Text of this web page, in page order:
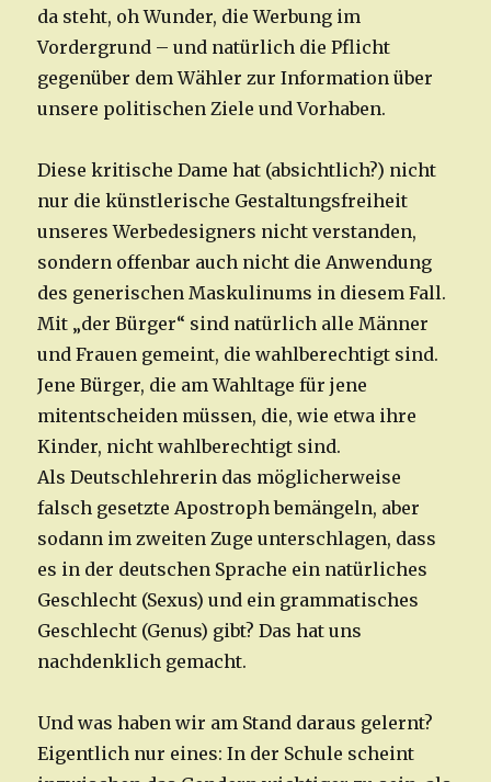
da steht, oh Wunder, die Werbung im
Vordergrund – und natürlich die Pflicht
gegenüber dem Wähler zur Information über
unsere politischen Ziele und Vorhaben.
Diese kritische Dame hat (absichtlich?) nicht
nur die künstlerische Gestaltungsfreiheit
unseres Werbedesigners nicht verstanden,
sondern offenbar auch nicht die Anwendung
des generischen Maskulinums in diesem Fall.
Mit „der Bürger“ sind natürlich alle Männer
und Frauen gemeint, die wahlberechtigt sind.
Jene Bürger, die am Wahltage für jene
mitentscheiden müssen, die, wie etwa ihre
Kinder, nicht wahlberechtigt sind.
Als Deutschlehrerin das möglicherweise
falsch gesetzte Apostroph bemängeln, aber
sodann im zweiten Zuge unterschlagen, dass
es in der deutschen Sprache ein natürliches
Geschlecht (Sexus) und ein grammatisches
Geschlecht (Genus) gibt? Das hat uns
nachdenklich gemacht.
Und was haben wir am Stand daraus gelernt?
Eigentlich nur eines: In der Schule scheint